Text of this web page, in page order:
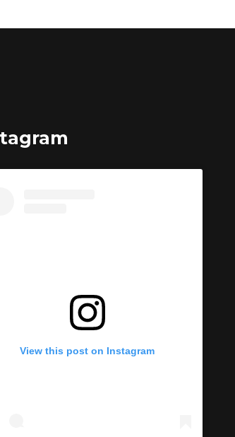
View this post on Instagram